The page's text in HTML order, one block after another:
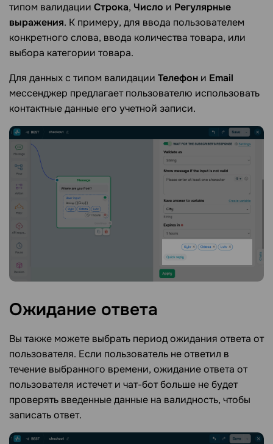
типом валидации Строка, Число и Регулярные
выражения. К примеру, для ввода пользователем
конкретного слова, ввода количества товара, или
выбора категории товара.
Для данных с типом валидации Телефон и Email
мессенджер предлагает пользователю использовать
контактные данные его учетной записи.
Ожидание ответа
Вы также можете выбрать период ожидания ответа от
пользователя. Если пользователь не ответил в
течение выбранного времени, ожидание ответа от
пользователя истечет и чат-бот больше не будет
проверять введенные данные на валидность, чтобы
записать ответ.